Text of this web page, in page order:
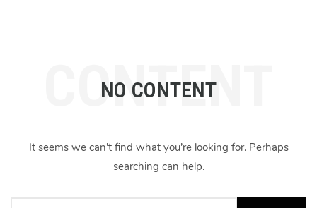
CONTENT
NO CONTENT
It seems we can’t find what you’re looking for. Perhaps
searching can help.